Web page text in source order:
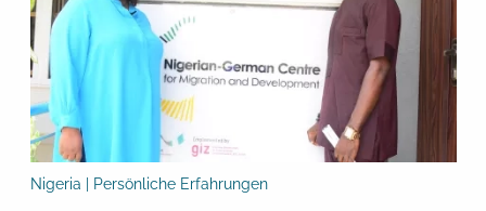
Nigeria | Persönliche Erfahrungen